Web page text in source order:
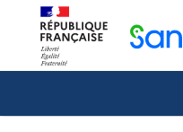
Panneau de gestion des cookies